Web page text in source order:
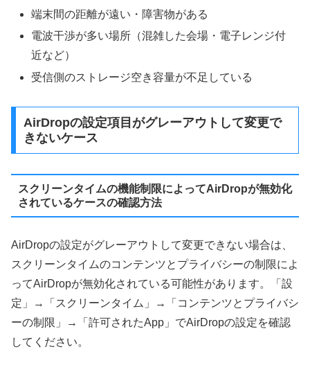
端末間の距離が遠い・障害物がある
電波干渉が多い場所（混雑した会場・電子レンジ付
近など）
受信側のストレージ空き容量が不足している
AirDropの設定項目がグレーアウトして変更で
きないケース
スクリーンタイムの機能制限によってAirDropが無効化
されているケースの確認方法
AirDropの設定がグレーアウトして変更できない場合は、
スクリーンタイムのコンテンツとプライバシーの制限によ
ってAirDropが無効化されている可能性があります。「設
定」→「スクリーンタイム」→「コンテンツとプライバシ
ーの制限」→「許可されたApp」でAirDropの設定を確認
してください。